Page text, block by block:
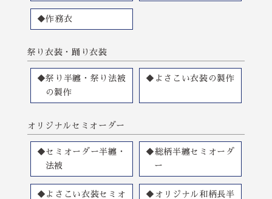
◆作務衣
祭り衣装・踊り衣装
◆祭り半纏・祭り法被
の製作
◆よさこい衣装の製作
オリジナルセミオーダー
◆セミオーダー半纏・
法被
◆総柄半纏セミオーダ
ー
◆よさこい衣装セミオ
◆オリジナル和柄長半